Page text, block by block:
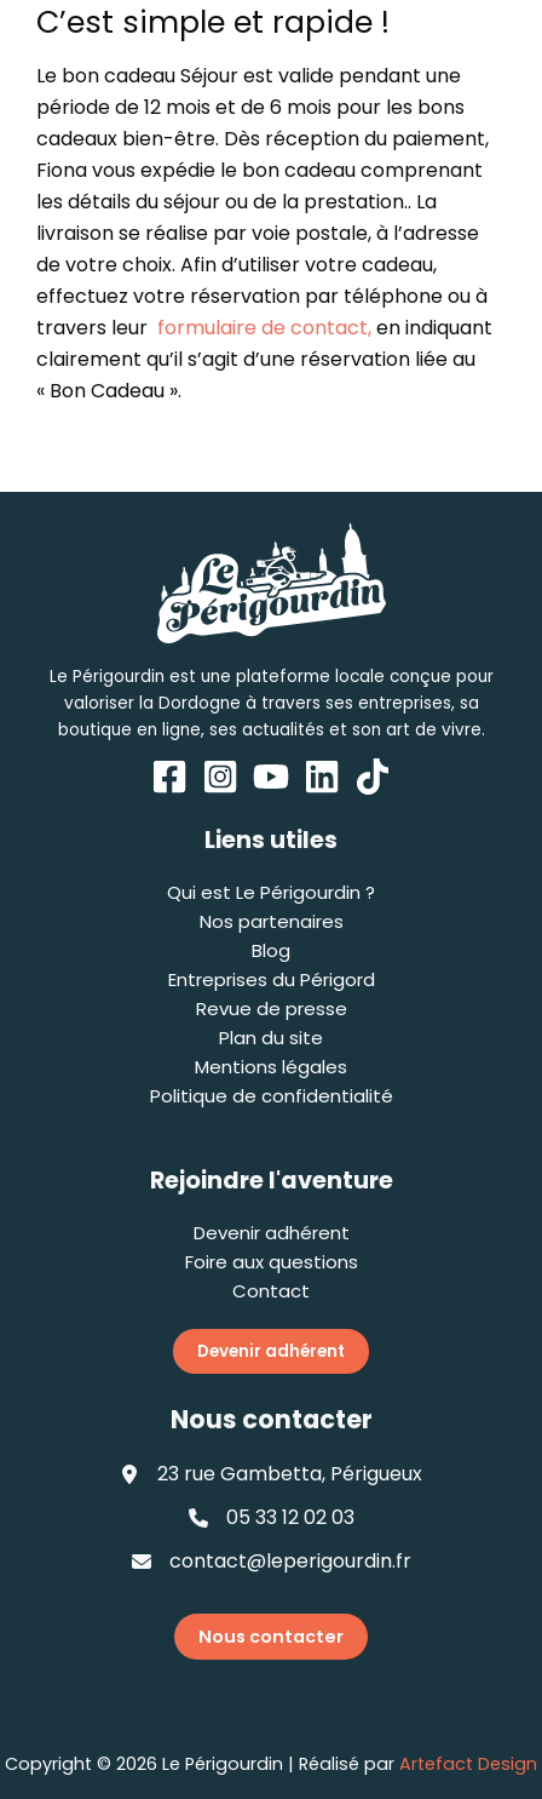
C’est simple et rapide !
Le bon cadeau Séjour est valide pendant une
période de 12 mois et de 6 mois pour les bons
cadeaux bien-être. Dès réception du paiement,
Fiona vous expédie le bon cadeau comprenant
les détails du séjour ou de la prestation.. La
livraison se réalise par voie postale, à l’adresse
de votre choix. Afin d’utiliser votre cadeau,
effectuez votre réservation par téléphone ou à
travers leur formulaire de contact,en indiquant
clairement qu’il s’agit d’une réservation liée au
« Bon Cadeau ».
Le Périgourdin est une plateforme locale conçue pour
valoriser la Dordogne à travers ses entreprises, sa
boutique en ligne, ses actualités et son art de vivre.
Liens utiles
Qui est Le Périgourdin ?
Nos partenaires
Blog
Entreprises du Périgord
Revue de presse
Plan du site
Mentions légales
Politique de confidentialité
Rejoindre l'aventure
Devenir adhérent
Foire aux questions
Contact
Devenir adhérent
Nous contacter
23 rue Gambetta, Périgueux
05 33 12 02 03
contact@leperigourdin.fr
Nous contacter
Copyright © 2026 Le Périgourdin | Réalisé par Artefact Design